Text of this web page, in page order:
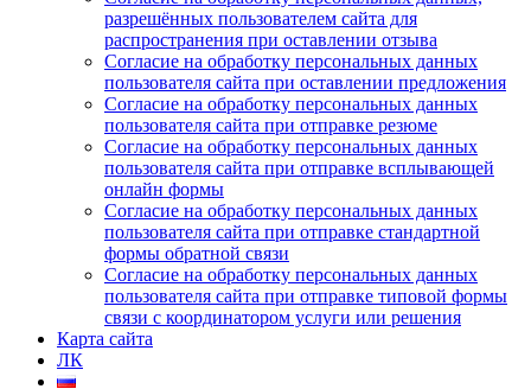
разрешённых пользователем сайта для
распространения при оставлении отзыва
Согласие на обработку персональных данных
пользователя сайта при оставлении предложения
Согласие на обработку персональных данных
пользователя сайта при отправке резюме
Согласие на обработку персональных данных
пользователя сайта при отправке всплывающей
онлайн формы
Согласие на обработку персональных данных
пользователя сайта при отправке стандартной
формы обратной связи
Согласие на обработку персональных данных
пользователя сайта при отправке типовой формы
связи с координатором услуги или решения
Карта сайта
ЛК